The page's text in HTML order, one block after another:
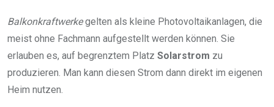
Balkonkraftwerkegelten als kleine Photovoltaikanlagen, die
meist ohne Fachmann aufgestellt werden können. Sie
erlauben es, auf begrenztem Platz Solarstrom zu
produzieren. Man kann diesen Strom dann direkt im eigenen
Heim nutzen.